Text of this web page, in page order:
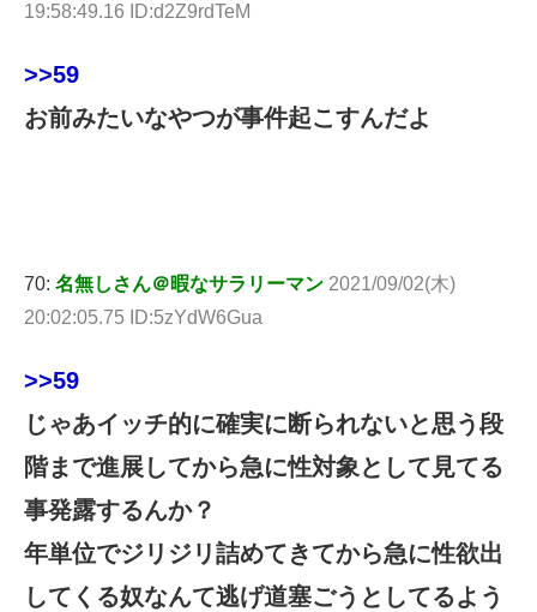
19:58:49.16 ID:d2Z9rdTeM
>>59
お前みたいなやつが事件起こすんだよ
70: 名無しさん＠暇なサラリーマン 2021/09/02(木)
20:02:05.75 ID:5zYdW6Gua
>>59
じゃあイッチ的に確実に断られないと思う段
階まで進展してから急に性対象として見てる
事発露するんか？
年単位でジリジリ詰めてきてから急に性欲出
してくる奴なんて逃げ道塞ごうとしてるよう